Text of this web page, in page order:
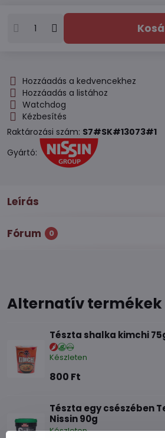
Hozzáadás a kedvencekhez
Hozzáadás a listához
Watchdog
Kézbesítés
Raktározási szám: S7#SK#13073#1
Gyártó:
Leírás
Fórum 0
Alternatív termékek
Tészta shalka kimchi
Készleten
800 Ft
Tészta egy csészében
Nissin 90g
Készleten